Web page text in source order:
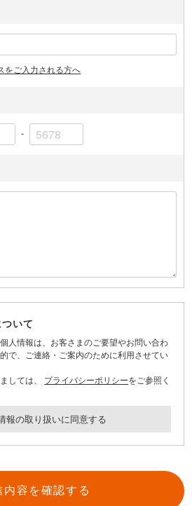
をご入力される方へ
-
いて
人情報は、お客さまのご要望やお問い合わ
で、ご連絡・ご案内のために利用させてい
しては、 プライバシーポリシーをご参照く
報の取り扱いに同意する
内容を確認する